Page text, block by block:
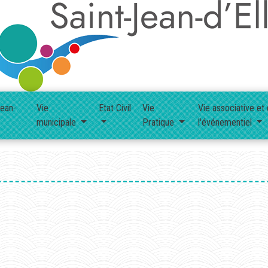
Vie
municipale
Etat Civil
Vie
Pratique
Vie associative et
l'événementiel